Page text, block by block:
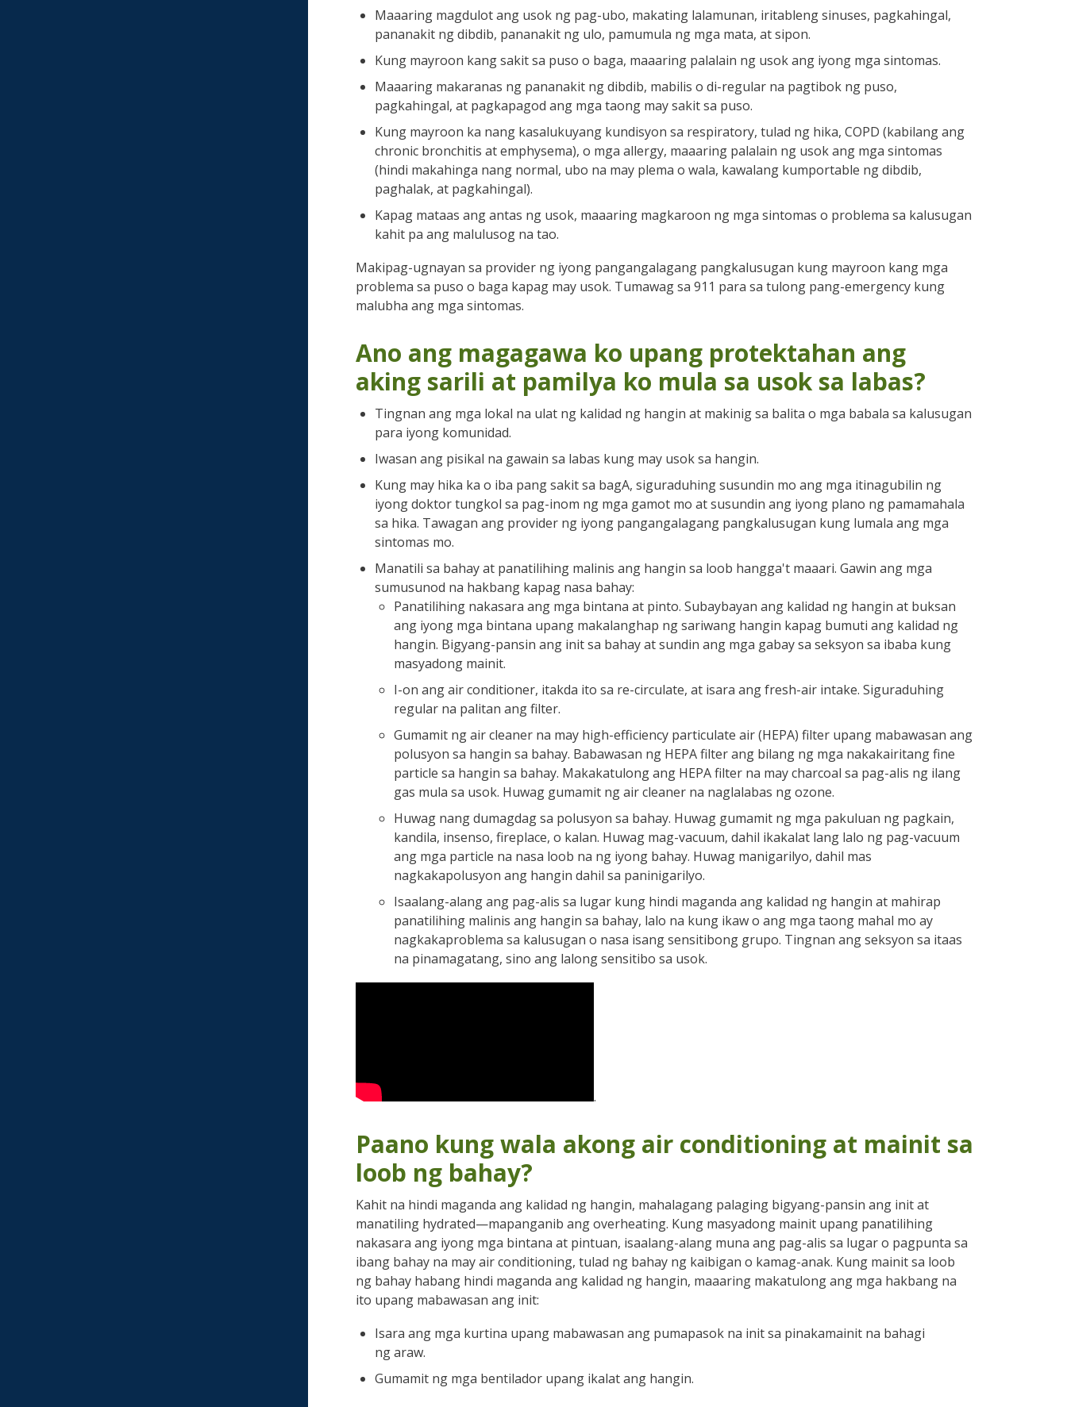
Maaaring magdulot ang usok ng pag-ubo, makating lalamunan, iritableng sinuses, pagkahingal,
pananakit ng dibdib, pananakit ng ulo, pamumula ng mga mata, at sipon.
Kung mayroon kang sakit sa puso o baga, maaaring palalain ng usok ang iyong mga sintomas.
Maaaring makaranas ng pananakit ng dibdib, mabilis o di-regular na pagtibok ng puso,
pagkahingal, at pagkapagod ang mga taong may sakit sa puso.
Kung mayroon ka nang kasalukuyang kundisyon sa respiratory, tulad ng hika, COPD (kabilang ang
chronic bronchitis at emphysema), o mga allergy, maaaring palalain ng usok ang mga sintomas
(hindi makahinga nang normal, ubo na may plema o wala, kawalang kumportable ng dibdib,
paghalak, at pagkahingal).
Kapag mataas ang antas ng usok, maaaring magkaroon ng mga sintomas o problema sa kalusugan
kahit pa ang malulusog na tao.
Makipag-ugnayan sa provider ng iyong pangangalagang pangkalusugan kung mayroon kang mga
problema sa puso o baga kapag may usok. Tumawag sa 911 para sa tulong pang-emergency kung
malubha ang mga sintomas.
Ano ang magagawa ko upang protektahan ang
aking sarili at pamilya ko mula sa usok sa labas?
Tingnan ang mga lokal na ulat ng kalidad ng hangin at makinig sa balita o mga babala sa kalusugan
para iyong komunidad.
Iwasan ang pisikal na gawain sa labas kung may usok sa hangin.
Kung may hika ka o iba pang sakit sa bagA, siguraduhing susundin mo ang mga itinagubilin ng
iyong doktor tungkol sa pag-inom ng mga gamot mo at susundin ang iyong plano ng pamamahala
sa hika. Tawagan ang provider ng iyong pangangalagang pangkalusugan kung lumala ang mga
sintomas mo.
Manatili sa bahay at panatilihing malinis ang hangin sa loob hangga't maaari. Gawin ang mga
sumusunod na hakbang kapag nasa bahay:
Panatilihing nakasara ang mga bintana at pinto. Subaybayan ang kalidad ng hangin at buksan
ang iyong mga bintana upang makalanghap ng sariwang hangin kapag bumuti ang kalidad ng
hangin. Bigyang-pansin ang init sa bahay at sundin ang mga gabay sa seksyon sa ibaba kung
masyadong mainit.
I-on ang air conditioner, itakda ito sa re-circulate, at isara ang fresh-air intake. Siguraduhing
regular na palitan ang filter.
Gumamit ng air cleaner na may high-efficiency particulate air (HEPA) filter upang mabawasan ang
polusyon sa hangin sa bahay. Babawasan ng HEPA filter ang bilang ng mga nakakairitang fine
particle sa hangin sa bahay. Makakatulong ang HEPA filter na may charcoal sa pag-alis ng ilang
gas mula sa usok. Huwag gumamit ng air cleaner na naglalabas ng ozone.
Huwag nang dumagdag sa polusyon sa bahay. Huwag gumamit ng mga pakuluan ng pagkain,
kandila, insenso, fireplace, o kalan. Huwag mag-vacuum, dahil ikakalat lang lalo ng pag-vacuum
ang mga particle na nasa loob na ng iyong bahay. Huwag manigarilyo, dahil mas
nagkakapolusyon ang hangin dahil sa paninigarilyo.
Isaalang-alang ang pag-alis sa lugar kung hindi maganda ang kalidad ng hangin at mahirap
panatilihing malinis ang hangin sa bahay, lalo na kung ikaw o ang mga taong mahal mo ay
nagkakaproblema sa kalusugan o nasa isang sensitibong grupo. Tingnan ang seksyon sa itaas
na pinamagatang, sino ang lalong sensitibo sa usok.
.
Paano kung wala akong air conditioning at mainit sa
loob ng bahay?
Kahit na hindi maganda ang kalidad ng hangin, mahalagang palaging bigyang-pansin ang init at
manatiling hydrated—mapanganib ang overheating. Kung masyadong mainit upang panatilihing
nakasara ang iyong mga bintana at pintuan, isaalang-alang muna ang pag-alis sa lugar o pagpunta sa
ibang bahay na may air conditioning, tulad ng bahay ng kaibigan o kamag-anak. Kung mainit sa loob
ng bahay habang hindi maganda ang kalidad ng hangin, maaaring makatulong ang mga hakbang na
ito upang mabawasan ang init:
Isara ang mga kurtina upang mabawasan ang pumapasok na init sa pinakamainit na bahagi
ng araw.
Gumamit ng mga bentilador upang ikalat ang hangin.